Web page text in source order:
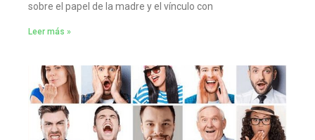
sobre el papel de la madre y el vínculo con
Leer más »